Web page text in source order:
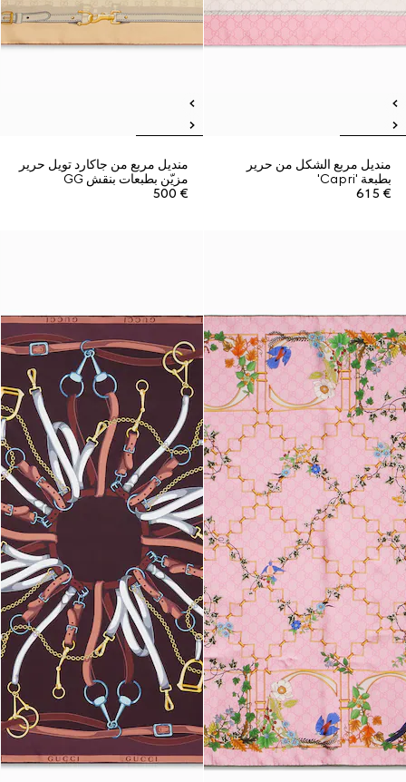
منديل مربع الشكل من حرير
بطبعة 'Capri'
€ 615
منديل مربع من جاكارد تويل حرير
مزيّن بطبعات بنقش GG
€ 500